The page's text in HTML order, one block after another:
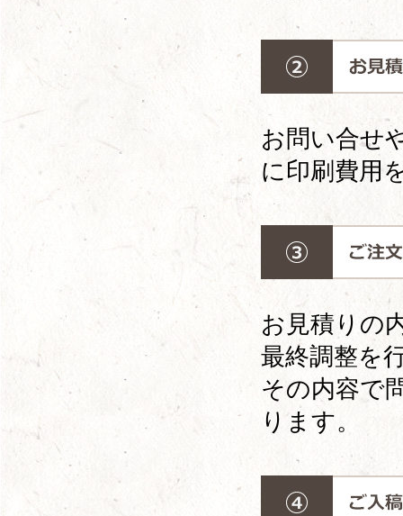
お問い合せ
に印刷費用
お見積りの
最終調整を
その内容で
ります。